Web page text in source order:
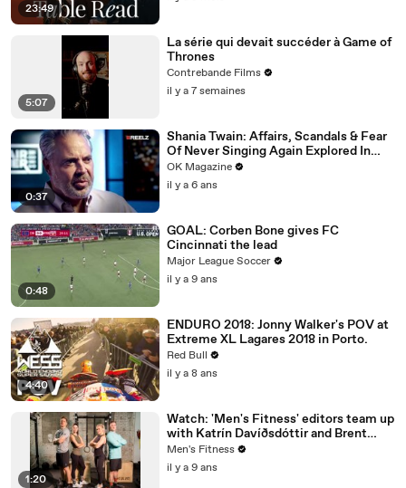
23:49
5:07
La série qui devait succéder à Game of
Thrones
Contrebande Films
il y a 7 semaines
0:37
Shania Twain: Affairs, Scandals & Fear
Of Never Singing Again Explored In
REELZ Doc: Watch
OK Magazine
il y a 6 ans
0:48
GOAL: Corben Bone gives FC
Cincinnati the lead
Major League Soccer
il y a 9 ans
4:40
ENDURO 2018: Jonny Walker's POV at
Extreme XL Lagares 2018 in Porto.
Red Bull
il y a 8 ans
1:20
Watch: 'Men's Fitness' editors team up
with Katrín Davíðsdóttir and Brent
Fikowski to test the Reebok CrossFit
Nano 8
Men's Fitness
il y a 9 ans